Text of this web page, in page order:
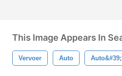
This Image Appears In
Vervoer Auto